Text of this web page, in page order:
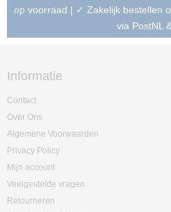
op voorraad | ✓ Zakelijk bestellen
via PostNL
Informatie
Contact
Over Ons
Algemene Voorwaarden
Privacy Policy
Mijn account
Veelgestelde vragen
Retourneren